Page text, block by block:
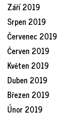
Září 2019
Srpen 2019
Červenec 2019
Červen 2019
Květen 2019
Duben 2019
Březen 2019
Únor 2019